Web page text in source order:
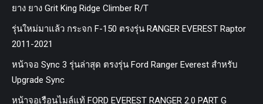
ยาง ยาง Grit King Ridge Climber R/T
รุ่นใหม่มาแล้ว กระจก F-150 ตรงรุ่น RANGER EVEREST Raptor
2011-2021
หน้าจอ Sync 3 รุ่นล่าสุด ตรงรุ่น Ford Ranger Everest สำหรับ
Upgrade Sync
หน้าจอเรือนไมล์แท้ FORD EVEREST RANGER 2.0 PART G